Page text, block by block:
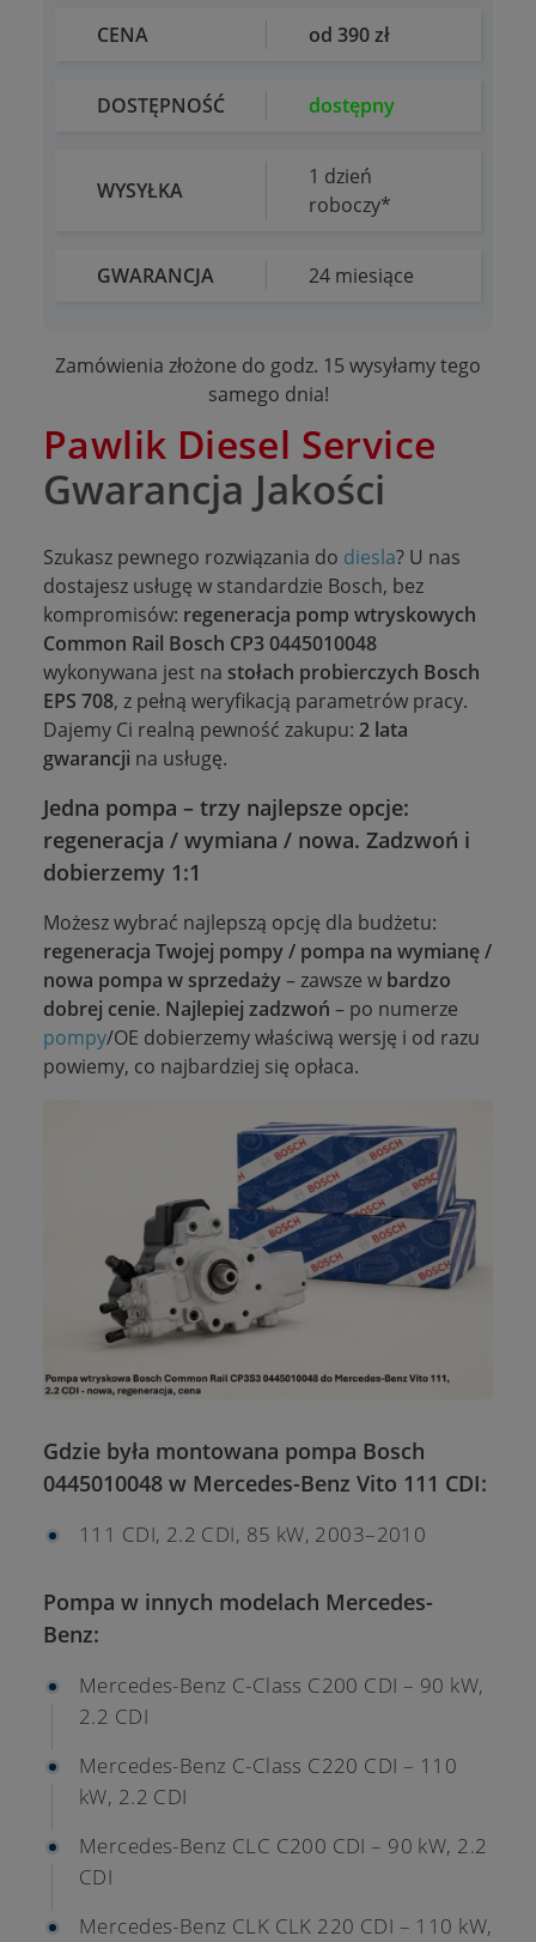
CENA od 390 zł
DOSTĘPNOŚĆ dostępny
WYSYŁKA
1 dzień
roboczy*
GWARANCJA 24 miesiące
Zamówienia złożone do godz. 15 wysyłamy tego
samego dnia!
Pawlik Diesel Service
Gwarancja Jakości
Szukasz pewnego rozwiązania do diesla? U nas
dostajesz usługę w standardzie Bosch, bez
kompromisów: regeneracja pomp wtryskowych
Common Rail Bosch CP3 0445010048
wykonywana jest na stołach probierczych Bosch
EPS 708, z pełną weryfikacją parametrów pracy.
Dajemy Ci realną pewność zakupu: 2 lata
gwarancji na usługę.
Jedna pompa – trzy najlepsze opcje:
regeneracja / wymiana / nowa. Zadzwoń i
dobierzemy 1:1
Możesz wybrać najlepszą opcję dla budżetu:
regeneracja Twojej pompy / pompa na wymianę /
nowa pompa w sprzedaży– zawsze w bardzo
dobrej cenie. Najlepiej zadzwoń – po numerze
pompy/OE dobierzemy właściwą wersję i od razu
powiemy, co najbardziej się opłaca.
Gdzie była montowana pompa Bosch
0445010048 w Mercedes-Benz Vito 111 CDI:
111 CDI, 2.2 CDI, 85 kW, 2003–2010
Pompa w innych modelach Mercedes-
Benz:
Mercedes-Benz C-Class C200 CDI – 90 kW,
2.2 CDI
Mercedes-Benz C-Class C220 CDI – 110
kW, 2.2 CDI
Mercedes-Benz CLC C200 CDI – 90 kW, 2.2
CDI
Mercedes-Benz CLK CLK 220 CDI – 110 kW,